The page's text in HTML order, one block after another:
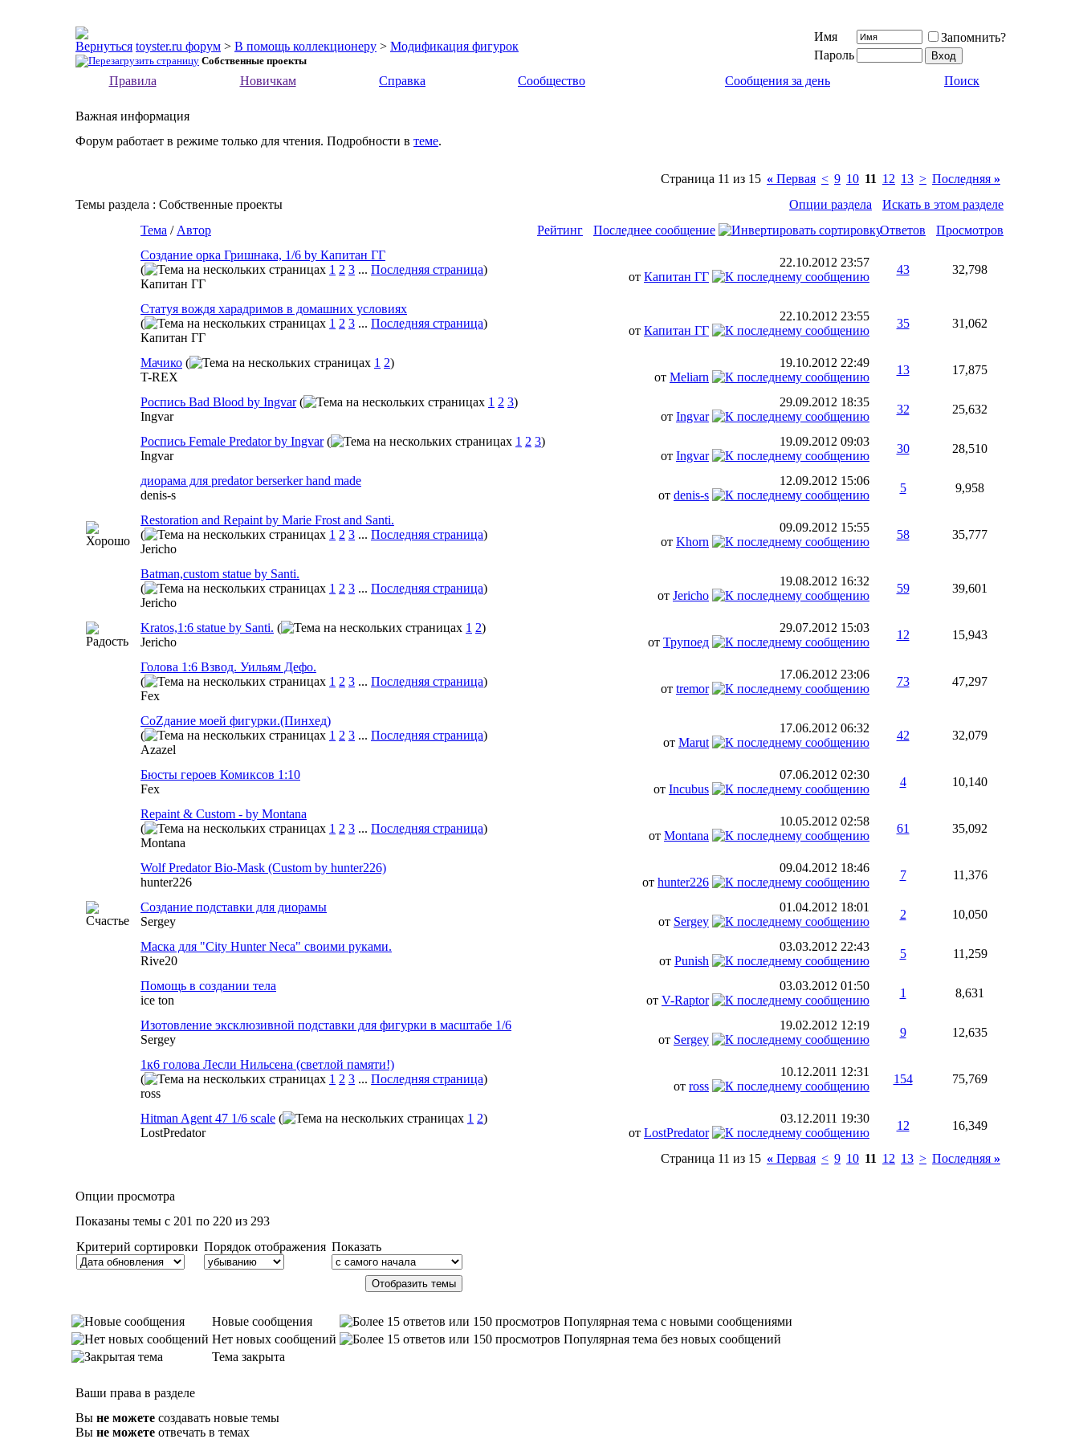
toyster.ru форум > В помощь коллекционеру > Модификация фигурок
Собственные проекты
Имя
Запомнить?
Пароль
Правила
Новичкам Справка Сообщество Сообщения за день Поиск
Важная информация
Форум работает в режиме только для чтения. Подробности в теме.
Страница 11 из 15 « Первая < 9 10 11 12 13 > Последняя »
Темы раздела : Собственные проекты Опции раздела
Искать в этом разделе
Рейтинг
Тема / Автор Последнее сообщение Ответов
Просмотров
Создание орка Гришнака, 1/6 by Капитан ГГ
(
1 2 3 ... Последняя страница)
Капитан ГГ
22.10.2012 23:57
от Капитан ГГ
43 32,798
Статуя вождя харадримов в домашних условиях
(
1 2 3 ... Последняя страница)
Капитан ГГ
22.10.2012 23:55
от Капитан ГГ
35 31,062
Мачико ( 1 2)
T-REX
19.10.2012 22:49
от Meliarn
13 17,875
Роспись Bad Blood by Ingvar ( 1 2 3)
Ingvar
29.09.2012 18:35
от Ingvar
32 25,632
Роспись Female Predator by Ingvar ( 1 2 3)
Ingvar
19.09.2012 09:03
от Ingvar
30 28,510
диорама для predator berserker hand made
denis-s
12.09.2012 15:06
от denis-s
5 9,958
Restoration and Repaint by Marie Frost and Santi.
(
1 2 3 ... Последняя страница)
Jericho
09.09.2012 15:55
от Khorn
58 35,777
Batman,custom statue by Santi.
(
1 2 3 ... Последняя страница)
Jericho
19.08.2012 16:32
от Jericho
59 39,601
Kratos,1:6 statue by Santi. ( 1 2)
Jericho
29.07.2012 15:03
от Трупоед
12 15,943
Голова 1:6 Взвод. Уильям Дефо.
(
1 2 3 ... Последняя страница)
Fex
17.06.2012 23:06
от tremor
73 47,297
СоZдание моей фигурки.(Пинхед)
(
1 2 3 ... Последняя страница)
Azazel
17.06.2012 06:32
от Marut
42 32,079
Бюсты героев Комиксов 1:10
Fex
07.06.2012 02:30
от Incubus
4 10,140
Repaint & Custom - by Montana
(
1 2 3 ... Последняя страница)
Montana
10.05.2012 02:58
от Montana
61 35,092
Wolf Predator Bio-Mask (Custom by hunter226)
hunter226
09.04.2012 18:46
от hunter226
7 11,376
Создание подставки для диорамы
Sergey
01.04.2012 18:01
от Sergey
2 10,050
Маска для "City Hunter Neca" своими руками.
Rive20
03.03.2012 22:43
от Punish
5 11,259
Помощь в создании тела
ice ton
03.03.2012 01:50
от V-Raptor
1 8,631
Изотовление эксклюзивной подставки для фигурки в масштабе 1/6
Sergey
19.02.2012 12:19
от Sergey
9 12,635
1к6 голова Лесли Нильсена (светлой памяти!)
(
1 2 3 ... Последняя страница)
ross
10.12.2011 12:31
от ross
154 75,769
Hitman Agent 47 1/6 scale ( 1 2)
LostPredator
03.12.2011 19:30
от LostPredator
12 16,349
Страница 11 из 15 « Первая < 9 10 11 12 13 > Последняя »
Опции просмотра
Показаны темы с 201 по 220 из 293
Критерий сортировки Порядок отображения Показать
Новые сообщения
Популярная тема с новыми сообщениями
Нет новых сообщений
Популярная тема без новых сообщений
Тема закрыта
Ваши права в разделе
Вы не можете создавать новые темы
Вы не можете отвечать в темах